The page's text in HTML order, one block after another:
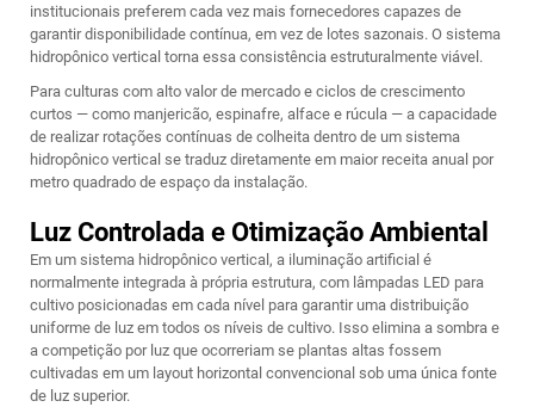
institucionais preferem cada vez mais fornecedores capazes de
garantir disponibilidade contínua, em vez de lotes sazonais. O sistema
hidropônico vertical torna essa consistência estruturalmente viável.
Para culturas com alto valor de mercado e ciclos de crescimento
curtos — como manjericão, espinafre, alface e rúcula — a capacidade
de realizar rotações contínuas de colheita dentro de um sistema
hidropônico vertical se traduz diretamente em maior receita anual por
metro quadrado de espaço da instalação.
Luz Controlada e Otimização Ambiental
Em um sistema hidropônico vertical, a iluminação artificial é
normalmente integrada à própria estrutura, com lâmpadas LED para
cultivo posicionadas em cada nível para garantir uma distribuição
uniforme de luz em todos os níveis de cultivo. Isso elimina a sombra e
a competição por luz que ocorreriam se plantas altas fossem
cultivadas em um layout horizontal convencional sob uma única fonte
de luz superior.